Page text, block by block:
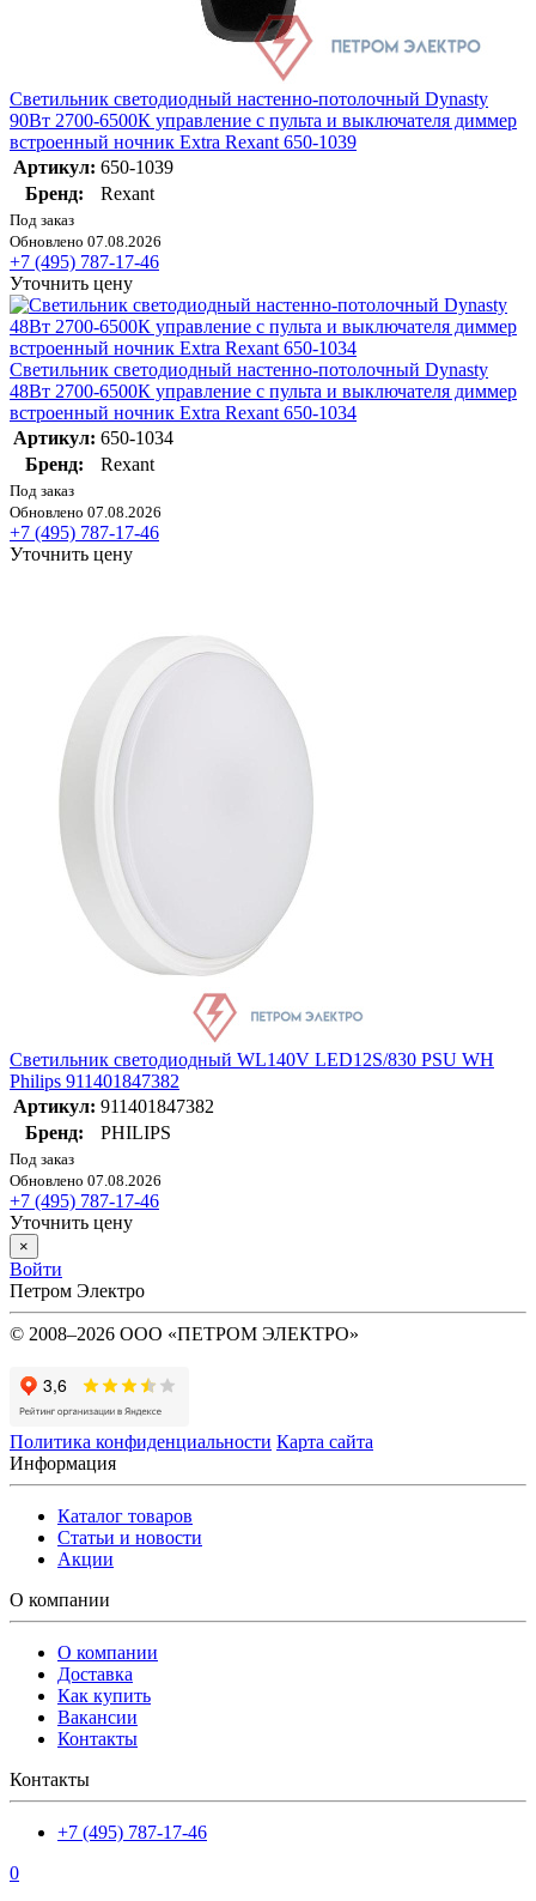
Светильник светодиодный настенно-потолочный Dynasty
90Вт 2700-6500К управление с пульта и выключателя диммер
встроенный ночник Extra Rexant 650-1039
Артикул: 650-1039
Бренд:
Rexant
Под заказ
Обновлено 07.08.2026
+7 (495) 787-17-46
Уточнить цену
Светильник светодиодный настенно-потолочный Dynasty
48Вт 2700-6500К управление с пульта и выключателя диммер
встроенный ночник Extra Rexant 650-1034
Артикул: 650-1034
Бренд:
Rexant
Под заказ
Обновлено 07.08.2026
+7 (495) 787-17-46
Уточнить цену
Светильник светодиодный WL140V LED12S/830 PSU WH
Philips 911401847382
Артикул: 911401847382
Бренд:
PHILIPS
Под заказ
Обновлено 07.08.2026
+7 (495) 787-17-46
Уточнить цену
×
Войти
Петром Электро
© 2008–2026 ООО «ПЕТРОМ ЭЛЕКТРО»
Политика конфиденциальности Карта сайта
Информация
Каталог товаров
Статьи и новости
Акции
О компании
О компании
Доставка
Как купить
Вакансии
Контакты
Контакты
+7 (495) 787-17-46
0